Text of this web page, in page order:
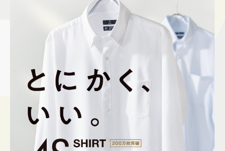
アクセス＆駐車場
サイトマップ
プライバシーポリシー